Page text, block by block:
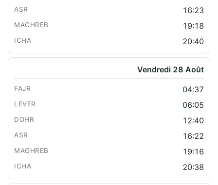
16:23
19:18
20:40
Vendredi 28 Août
04:37
06:05
12:40
16:22
19:16
20:38